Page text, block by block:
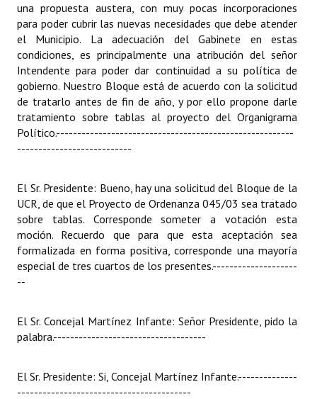
una propuesta austera, con muy pocas incorporaciones
para poder cubrir las nuevas necesidades que debe atender
el Municipio. La adecuación del Gabinete en estas
condiciones, es principalmente una atribución del señor
Intendente para poder dar continuidad a su política de
gobierno. Nuestro Bloque está de acuerdo con la solicitud
de tratarlo antes de fin de año, y por ello propone darle
tratamiento sobre tablas al proyecto del Organigrama
Político.--------------------------------------------------------
---------------------------
El Sr. Presidente: Bueno, hay una solicitud del Bloque de la
UCR, de que el Proyecto de Ordenanza 045/03 sea tratado
sobre tablas. Corresponde someter a votación esta
moción. Recuerdo que para que esta aceptación sea
formalizada en forma positiva, corresponde una mayoría
especial de tres cuartos de los presentes.--------------------
--
El Sr. Concejal Martínez Infante: Señor Presidente, pido la
palabra.------------------------------------
El Sr. Presidente: Si, Concejal Martínez Infante.--------------
-----------------------------------------